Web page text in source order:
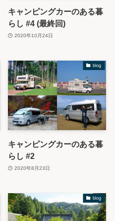
キャンピングカーのある暮
らし #4 (最終回)
2020年10月24日
blog
キャンピングカーのある暮
らし #2
2020年8月23日
blog